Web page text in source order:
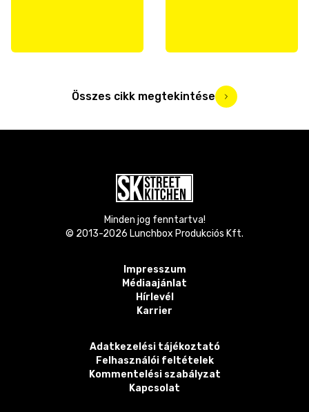
Összes cikk megtekintése
Minden jog fenntartva!
© 2013-2026 Lunchbox Produkciós Kft.
Impresszum
Médiaajánlat
Hírlevél
Karrier
Adatkezelési tájékoztató
Felhasználói feltételek
Kommentelési szabályzat
Kapcsolat